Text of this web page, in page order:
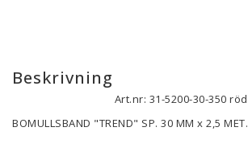
Beskrivning
Art.nr: 31-5200-30-350 röd
BOMULLSBAND "TREND" SP. 30 MM x 2,5 MET.